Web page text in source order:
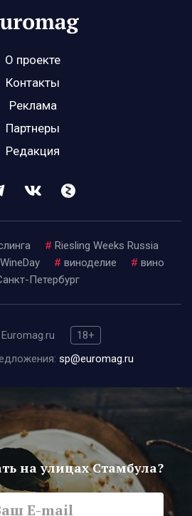
О проекте
Контакты
Реклама
Партнеры
Редакция
# Riesling Weeks Russia
# виноделие # вино
Петербург
18+
sp@euromag.ru
на улицах Стамбула?